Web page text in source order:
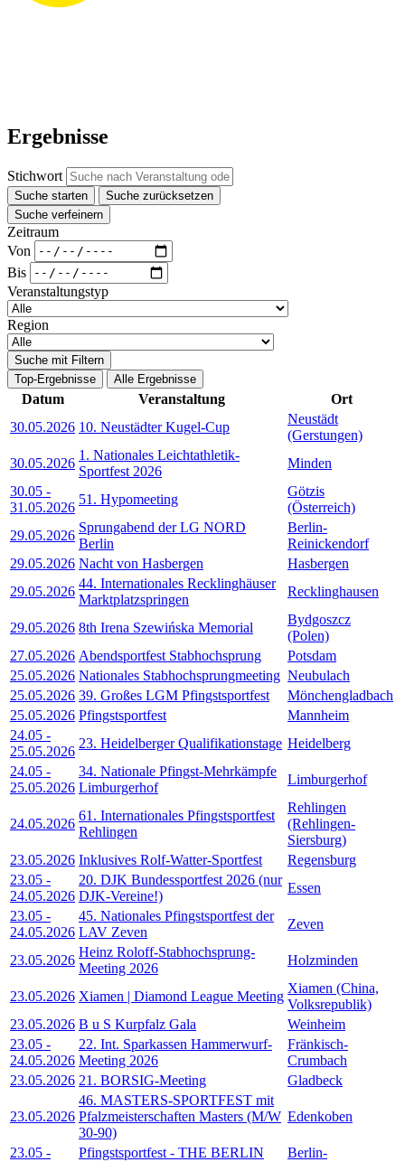
Ergebnisse
Stichwort
Suche starten
Suche zurücksetzen
Suche verfeinern
Zeitraum
Von
Bis
Veranstaltungstyp
Region
Suche mit Filtern
Top-Ergebnisse
Alle Ergebnisse
Datum Veranstaltung
Ort
30.05.2026 10. Neustädter Kugel-Cup
Neustädt
(Gerstungen)
30.05.2026
1. Nationales Leichtathletik-
Sportfest 2026
Minden
30.05 -
31.05.2026
51. Hypomeeting
Götzis
(Österreich)
29.05.2026
Sprungabend der LG NORD
Berlin
Berlin-
Reinickendorf
29.05.2026 Nacht von Hasbergen
Hasbergen
29.05.2026
44. Internationales Recklinghäuser
Marktplatzspringen
Recklinghausen
29.05.2026 8th Irena Szewińska Memorial
Bydgoszcz
(Polen)
27.05.2026 Abendsportfest Stabhochsprung
Potsdam
25.05.2026 Nationales Stabhochsprungmeeting Neubulach
25.05.2026 39. Großes LGM Pfingstsportfest
Mönchengladbach
25.05.2026 Pfingstsportfest
Mannheim
24.05 -
25.05.2026
23. Heidelberger Qualifikationstage Heidelberg
24.05 -
25.05.2026
34. Nationale Pfingst-Mehrkämpfe
Limburgerhof
Limburgerhof
24.05.2026
61. Internationales Pfingstsportfest
Rehlingen
Rehlingen
(Rehlingen-
Siersburg)
23.05.2026 Inklusives Rolf-Watter-Sportfest
Regensburg
23.05 -
24.05.2026
20. DJK Bundessportfest 2026 (nur
DJK-Vereine!)
Essen
23.05 -
24.05.2026
45. Nationales Pfingstsportfest der
LAV Zeven
Zeven
23.05.2026
Heinz Roloff-Stabhochsprung-
Meeting 2026
Holzminden
23.05.2026 Xiamen | Diamond League Meeting
Xiamen (China,
Volksrepublik)
23.05.2026 B u S Kurpfalz Gala
Weinheim
23.05 -
24.05.2026
22. Int. Sparkassen Hammerwurf-
Meeting 2026
Fränkisch-
Crumbach
23.05.2026 21. BORSIG-Meeting Gladbeck
23.05.2026
46. MASTERS-SPORTFEST mit
Pfalzmeisterschaften Masters (M/W
30-90)
Edenkoben
23.05 -
Pfingstsportfest - THE BERLIN
Berlin-